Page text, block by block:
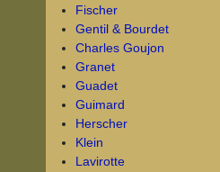
Fischer
Gentil & Bourdet
Charles Goujon
Granet
Guadet
Guimard
Herscher
Klein
Lavirotte